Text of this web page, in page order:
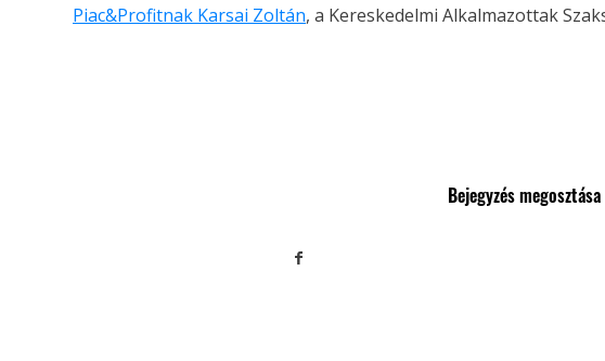
Piac&Profitnak Karsai Zoltán, a Kereskedelmi Alkalmazottak
Bejegyzés megosztása